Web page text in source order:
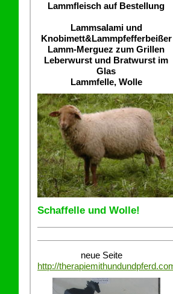
Lammfleisch auf Bestellung
Lammsalami und
Knobimett&Lammpfefferbeißer
Lamm-Merguez zum Grillen
Leberwurst und Bratwurst im
Glas
Lammfelle, Wolle
Schaffelle und Wolle!
neue Seite
http://